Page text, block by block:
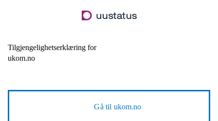
til
Tilgjengelighetserklæring for
ukom.no
Gå til ukom.no